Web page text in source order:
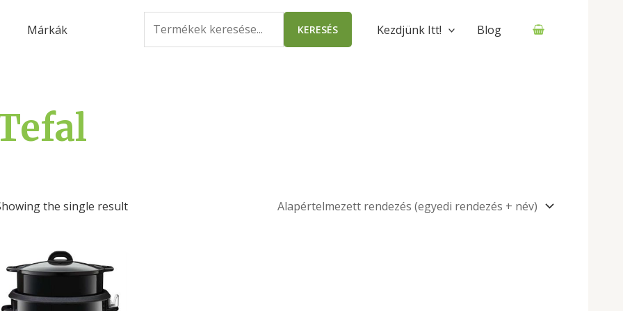
Márkák
for:
KERESÉS Kezdjünk Itt! Blog
the single result